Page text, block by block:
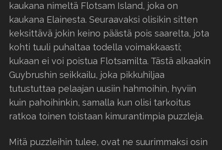
kaukana nimeltä Flotsam Island, joka on
kaukana Elainesta. Seuraavaksi olisikin sitten
keksittävä jokin keino päästä pois saarelta, jota
kohti tuuli puhaltaa todella voimakkaasti;
kukaan ei voi poistua Flotsamilta. Tästä alkaakin
Guybrushin seikkailu, joka pikkuhiljaa
tutustuttaa pelaajan uusiin hahmoihin, hyviin
kuin pahoihinkin, samalla kun olisi tarkoitus
ratkoa toinen toistaan kimurantimpia puzzleja.
Mitä puzzleihin tulee, ovat ne suurimmaksi osin